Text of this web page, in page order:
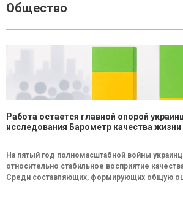
Общество
Работа остается главной опорой
исследования Барометр качества жизни
На пятый год полномасштабной войны
относительно стабильное восприятие
Среди составляющих, формирующих общую